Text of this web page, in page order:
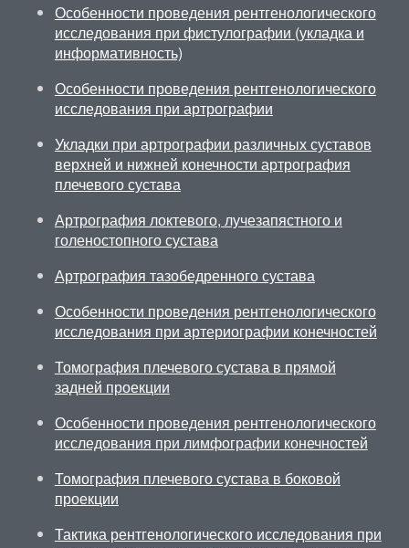
Особенности проведения рентгенологического
исследования при фистулографии (укладка и
информативность)
Особенности проведения рентгенологического
исследования при артрографии
Укладки при артрографии различных суставов
верхней и нижней конечности артрография
плечевого сустава
Артрография локтевого, лучезапястного и
голеностопного сустава
Артрография тазобедренного сустава
Особенности проведения рентгенологического
исследования при артериографии конечностей
Томография плечевого сустава в прямой
задней проекции
Особенности проведения рентгенологического
исследования при лимфографии конечностей
Томография плечевого сустава в боковой
проекции
Тактика рентгенологического исследования при